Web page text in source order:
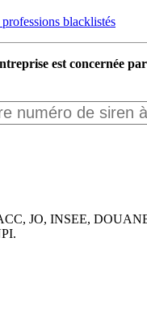
blacklistés
est concernée
JO, INSEE,